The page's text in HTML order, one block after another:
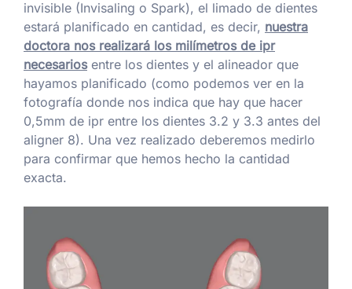
invisible (Invisaling o Spark), el limado de dientes
estará planificado en cantidad, es decir, nuestra
doctora nos realizará los milímetros de ipr
necesariosentre los dientes y el alineador que
hayamos planificado (como podemos ver en la
fotografía donde nos indica que hay que hacer
0,5mm de ipr entre los dientes 3.2 y 3.3 antes del
aligner 8). Una vez realizado deberemos medirlo
para confirmar que hemos hecho la cantidad
exacta.